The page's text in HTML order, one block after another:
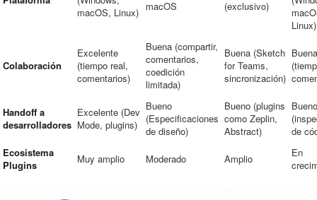
macOS, Linux) macOS
(exclusivo)
Linux)
Colaboración
Excelente
(tiempo real,
comentarios)
Buena (compartir,
comentarios,
coedición
limitada)
Buena (Sketch
for Teams,
sincronización)
Buena
Handoff a
desarrolladores
Excelente (Dev
Mode, plugins)
Bueno
(Especificaciones
de diseño)
Bueno (plugins
como Zeplin,
Abstract)
Bueno
de
Ecosistema
Plugins
Muy amplio Moderado Amplio
En